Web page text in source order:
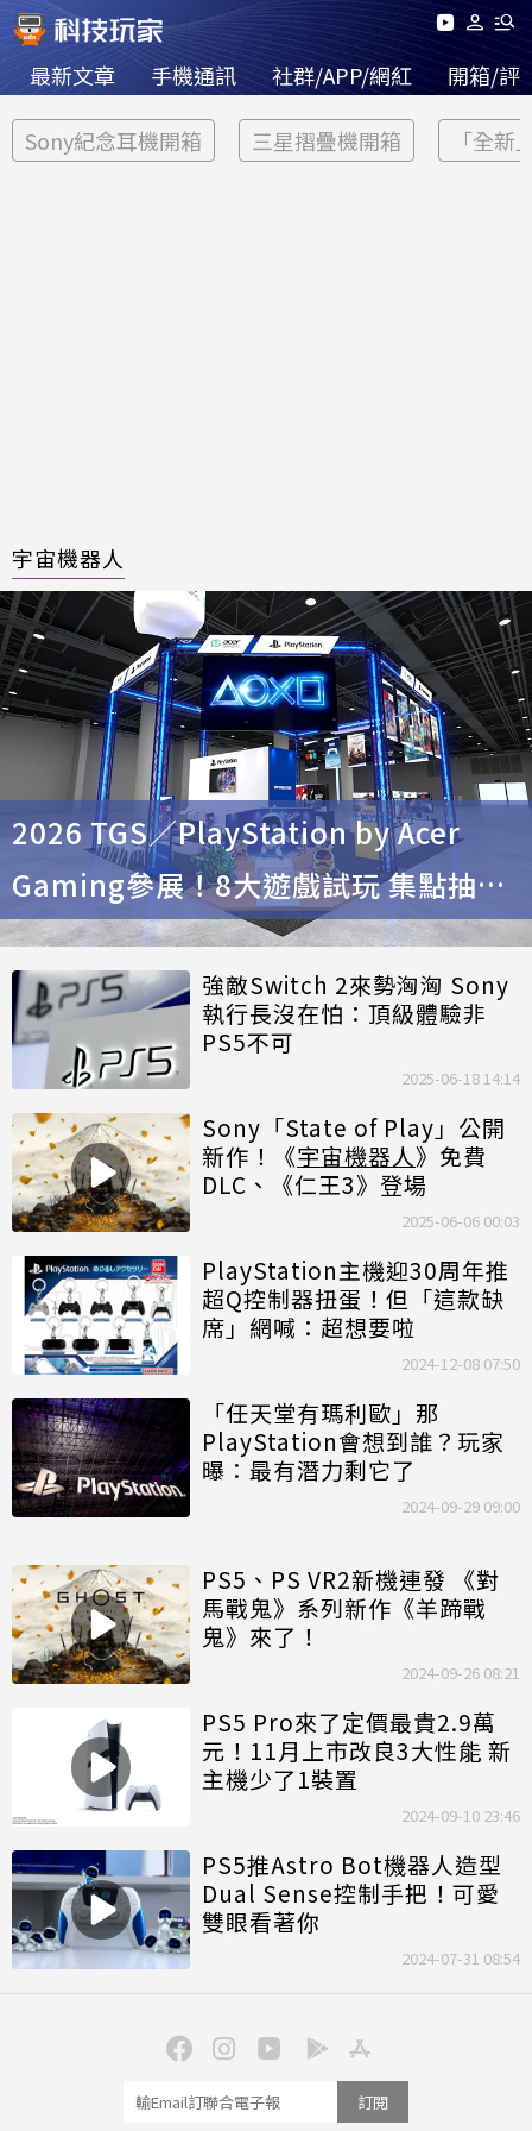
最新文章 手機通訊 社群/APP/網紅 開箱/評
Sony紀念耳機開箱 三星摺疊機開箱 「全新
宇宙機器人
2026 TGS／PlayStation by Acer
Gaming參展！8大遊戲試玩 集點抽
PS5、4K顯示器
強敵Switch 2來勢洶洶 Sony
執行長沒在怕：頂級體驗非
PS5不可
2025-06-18 14:14
Sony「State of Play」公開
新作！《宇宙機器人》免費
DLC、《仁王3》登場
2025-06-06 00:03
PlayStation主機迎30周年推
超Q控制器扭蛋！但「這款缺
席」網喊：超想要啦
2024-12-08 07:50
「任天堂有瑪利歐」那
PlayStation會想到誰？玩家
曝：最有潛力剩它了
2024-09-29 09:00
PS5、PS VR2新機連發 《對
馬戰鬼》系列新作《羊蹄戰
鬼》來了！
2024-09-26 08:21
PS5 Pro來了定價最貴2.9萬
元！11月上市改良3大性能 新
主機少了1裝置
2024-09-10 23:46
PS5推Astro Bot機器人造型
Dual Sense控制手把！可愛
雙眼看著你
2024-07-31 08:54
訂閱